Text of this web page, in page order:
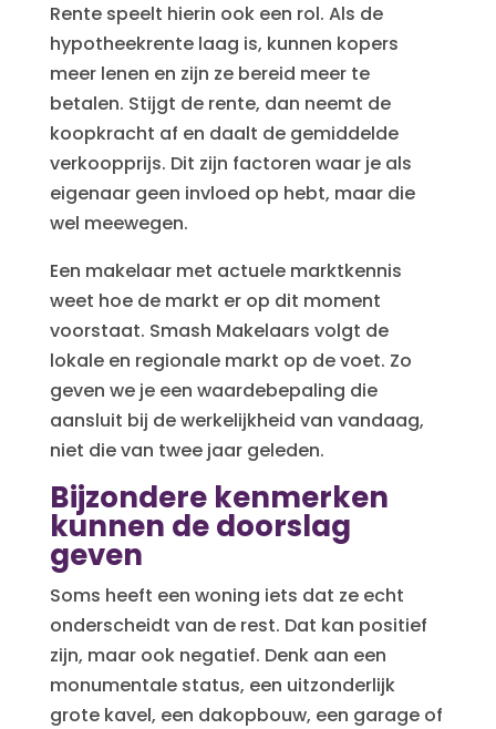
Rente speelt hierin ook een rol. Als de
hypotheekrente laag is, kunnen kopers
meer lenen en zijn ze bereid meer te
betalen. Stijgt de rente, dan neemt de
koopkracht af en daalt de gemiddelde
verkoopprijs. Dit zijn factoren waar je als
eigenaar geen invloed op hebt, maar die
wel meewegen.
Een makelaar met actuele marktkennis
weet hoe de markt er op dit moment
voorstaat. Smash Makelaars volgt de
lokale en regionale markt op de voet. Zo
geven we je een waardebepaling die
aansluit bij de werkelijkheid van vandaag,
niet die van twee jaar geleden.
Bijzondere kenmerken
kunnen de doorslag
geven
Soms heeft een woning iets dat ze echt
onderscheidt van de rest. Dat kan positief
zijn, maar ook negatief. Denk aan een
monumentale status, een uitzonderlijk
grote kavel, een dakopbouw, een garage of